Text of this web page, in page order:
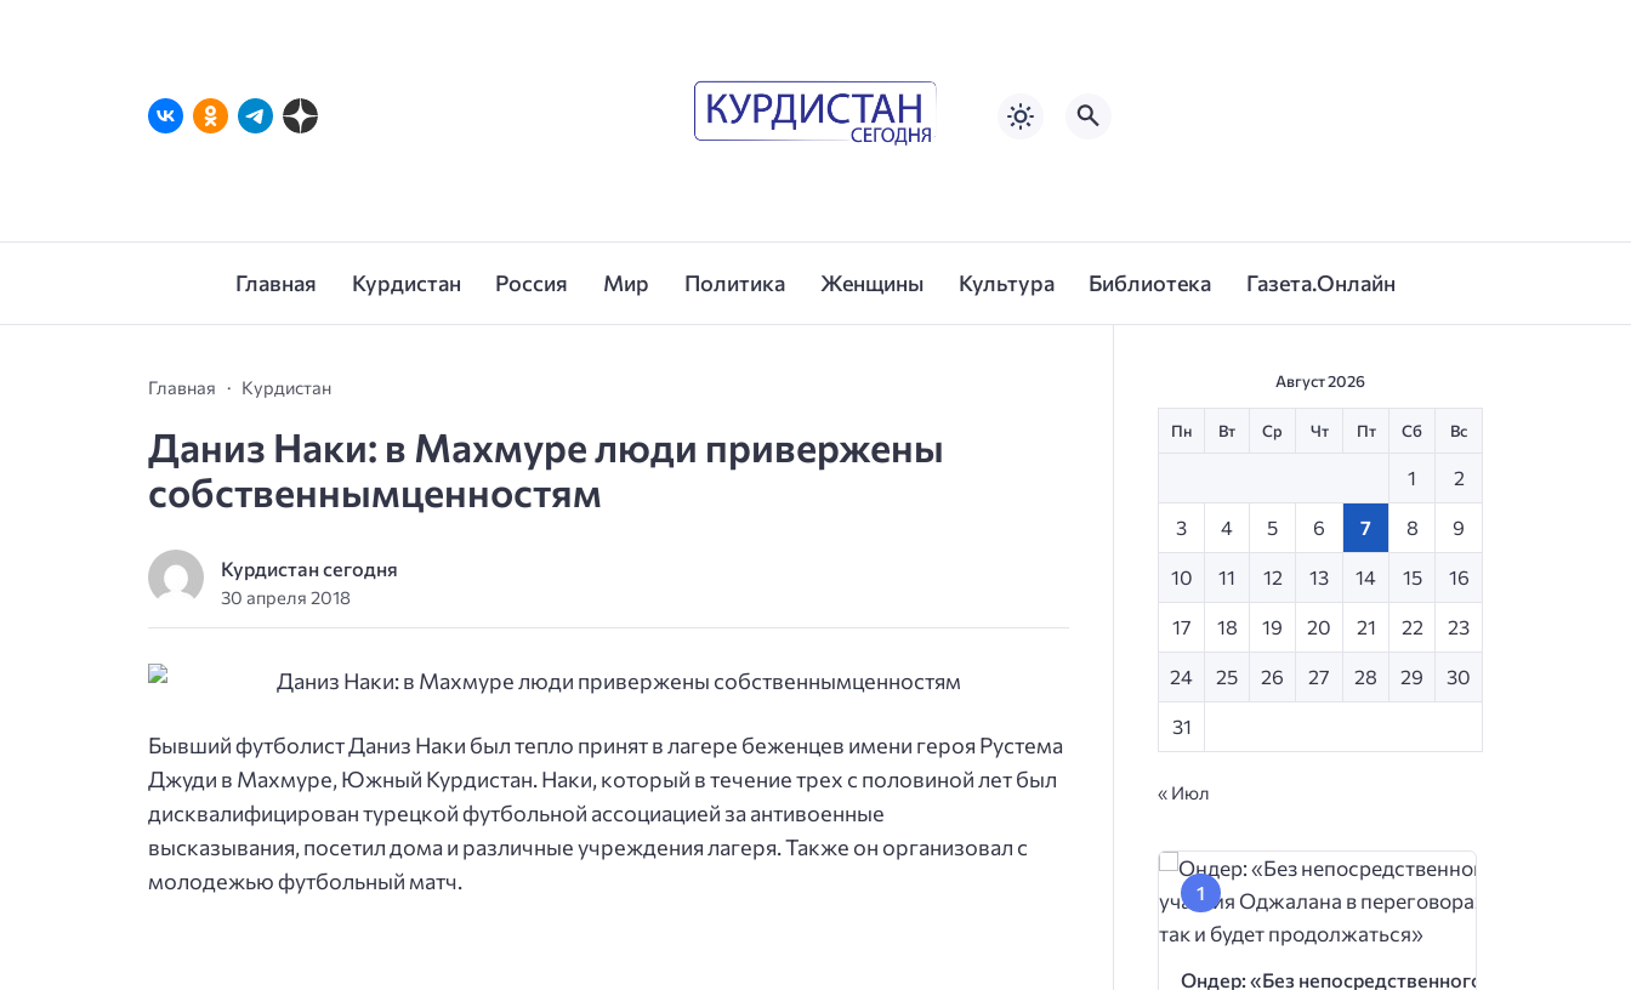
Главная Курдистан Россия Мир Политика Женщины Культура Библиотека Газета.Онлайн
Главная Курдистан
Даниз Наки: в Махмуре люди привержены
собственнымценностям
Курдистан сегодня
30 апреля 2018
Бывший футболист Даниз Наки был тепло принят в лагере беженцев имени героя Рустема
Джуди в Махмуре, Южный Курдистан. Наки, который в течение трех с половиной лет был
дисквалифицирован турецкой футбольной ассоциацией за антивоенные
высказывания, посетил дома и различные учреждения лагеря. Также он организовал с
молодежью футбольный матч.
Август 2026
Пн Вт Ср Чт Пт Сб Вс
1 2
3 4 5 6 7 8 9
10 11 12 13 14 15 16
17 18 19 20 21 22 23
24 25 26 27 28 29 30
31
« Июл
Ондер: «Без непосредственного